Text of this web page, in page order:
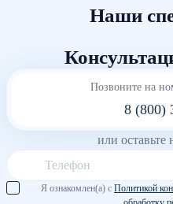
Наши
Позвоните на
8 (800)
или оставьте
Я ознакомлен(а) с Политикой